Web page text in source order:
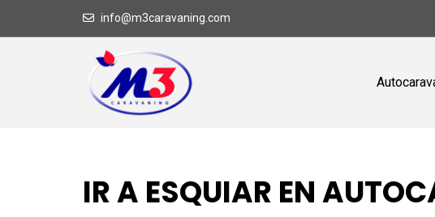
info@m3caravaning.com
IR A ESQUIAR EN